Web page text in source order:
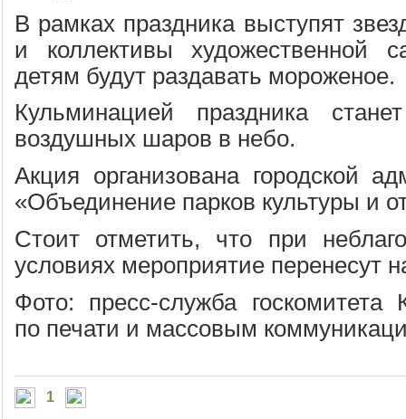
В рамках праздника выступят
и коллективы художественной
детям будут раздавать мороженое.
Кульминацией праздника
воздушных шаров в небо.
Акция организована городской
«Объединение парков культуры и
Стоит отметить, что при
условиях мероприятие перенесут
Фото: пресс-служба госкомитета
по печати и массовым
1